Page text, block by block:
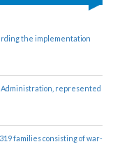
the implementation
Administration, represented
families consisting of war-